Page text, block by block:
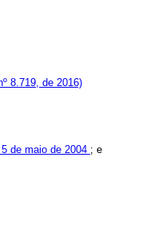
8.719, de 2016)
de maio de 2004 ; e